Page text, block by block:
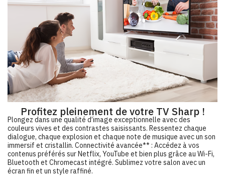
Profitez pleinement de votre TV Sharp !
Plongez dans une qualité d’image exceptionnelle avec des
couleurs vives et des contrastes saisissants. Ressentez chaque
dialogue, chaque explosion et chaque note de musique avec un son
immersif et cristallin. Connectivité avancée** : Accédez à vos
contenus préférés sur Netflix, YouTube et bien plus grâce au Wi-Fi,
Bluetooth et Chromecast intégré. Sublimez votre salon avec un
écran fin et un style raffiné.